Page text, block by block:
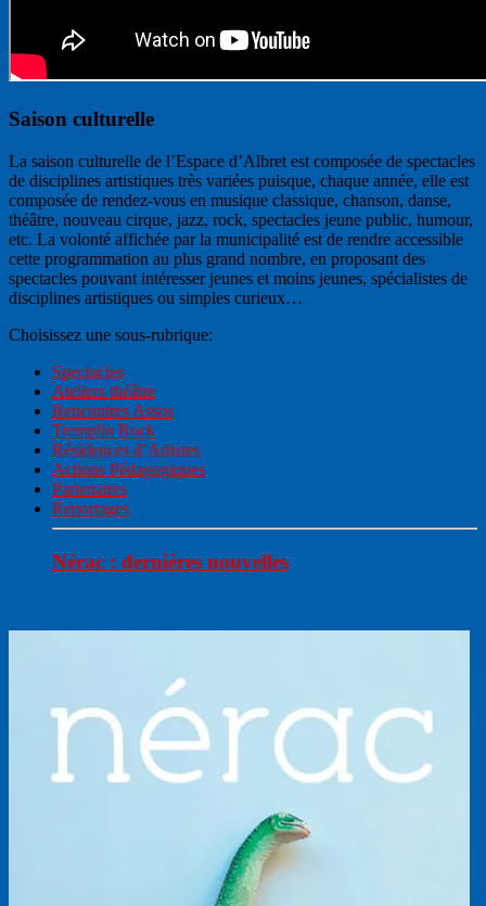
Saison culturelle
La saison culturelle de l’Espace d’Albret est composée de spectacles
de disciplines artistiques très variées puisque, chaque année, elle est
composée de rendez-vous en musique classique, chanson, danse,
théâtre, nouveau cirque, jazz, rock, spectacles jeune public, humour,
etc. La volonté affichée par la municipalité est de rendre accessible
cette programmation au plus grand nombre, en proposant des
spectacles pouvant intéresser jeunes et moins jeunes, spécialistes de
disciplines artistiques ou simples curieux…
Choisissez une sous-rubrique:
Spectacles
Ateliers théâtre
Rencontres Assos
Tremplin Rock
Résidences d’Artistes
Actions Pédagogiques
Partenaires
Reportages
Nérac : dernières nouvelles